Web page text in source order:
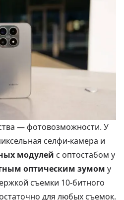
— фотовозможности. У
селфи-камера и
модулей с оптостабом у
оптическим зумом у
съемки 10-битного
для любых съемок.